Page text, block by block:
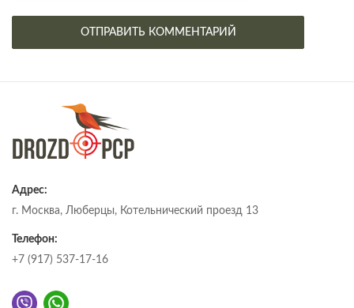
Адрес:
г. Москва, Люберцы, Котельнический проезд 13
Телефон:
+7 (917) 537-17-16